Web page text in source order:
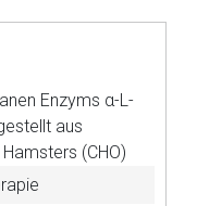
Enzyms α-L-
aus
(CHO)
eine externe Web-
Seite ist deren